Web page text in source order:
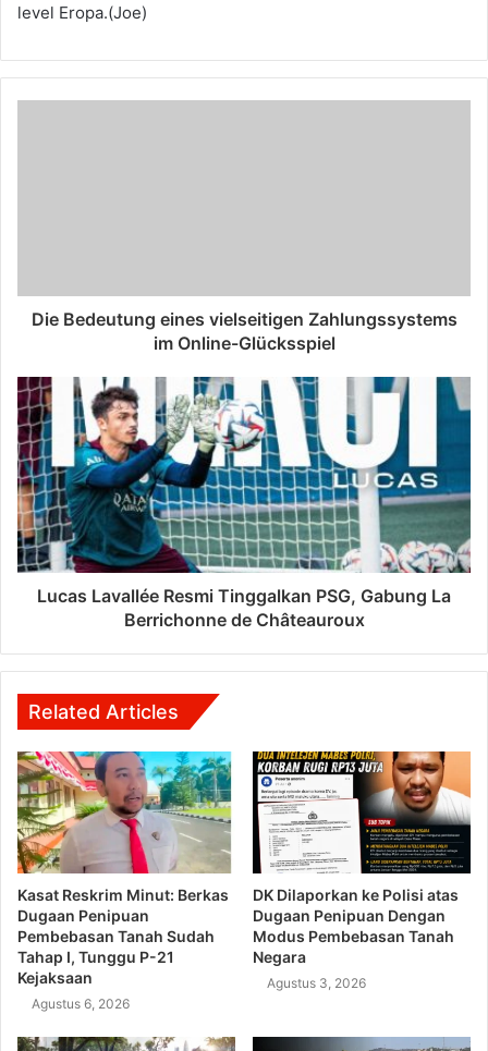
level Eropa.(Joe)
Die Bedeutung eines vielseitigen Zahlungssystems
im Online-Glücksspiel
Lucas Lavallée Resmi Tinggalkan PSG, Gabung La
Berrichonne de Châteauroux
Related Articles
Kasat Reskrim Minut: Berkas
Dugaan Penipuan
Pembebasan Tanah Sudah
Tahap I, Tunggu P-21
Kejaksaan
Agustus 6, 2026
DK Dilaporkan ke Polisi atas
Dugaan Penipuan Dengan
Modus Pembebasan Tanah
Negara
Agustus 3, 2026